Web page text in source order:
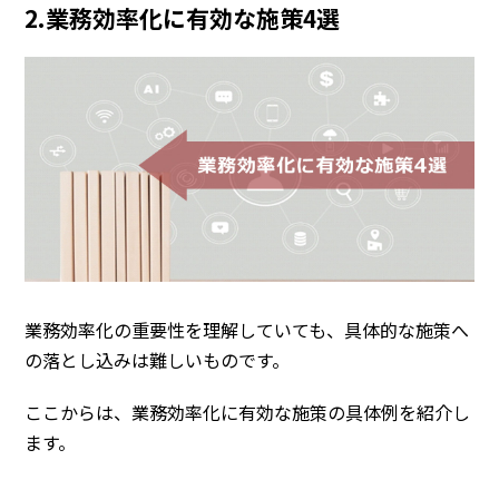
2.業務効率化に有効な施策4選
業務効率化の重要性を理解していても、具体的な施策へ
の落とし込みは難しいものです。
ここからは、業務効率化に有効な施策の具体例を紹介し
ます。